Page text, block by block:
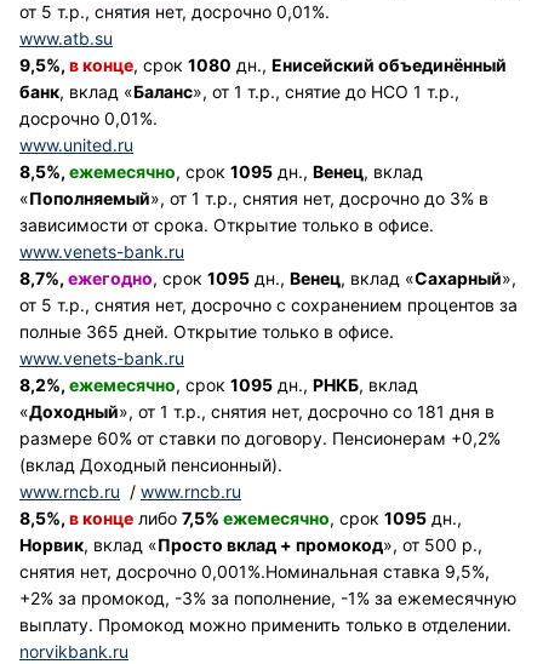
от 5 т.р., снятия нет, досрочно 0,01%.
www.atb.su
9,5%, в конце, срок 1080 дн., Енисейский объединённый
банк, вклад «Баланс», от 1 т.р., снятие до НСО 1 т.р.,
досрочно 0,01%.
www.united.ru
8,5%, ежемесячно, срок 1095 дн., Венец, вклад
«Пополняемый», от 1 т.р., снятия нет, досрочно до 3% в
зависимости от срока. Открытие только в офисе.
www.venets-bank.ru
8,7%, ежегодно, срок 1095 дн., Венец, вклад «Сахарный»,
от 5 т.р., снятия нет, досрочно с сохранением процентов за
полные 365 дней. Открытие только в офисе.
www.venets-bank.ru
8,2%, ежемесячно, срок 1095 дн., РНКБ, вклад
«Доходный», от 1 т.р., снятия нет, досрочно со 181 дня в
размере 60% от ставки по договору. Пенсионерам +0,2%
(вклад Доходный пенсионный).
www.rncb.ru / www.rncb.ru
8,5%, в конце либо 7,5% ежемесячно, срок 1095 дн.,
Норвик, вклад «Просто вклад + промокод», от 500 р.,
снятия нет, досрочно 0,001%.Номинальная ставка 9,5%,
+2% за промокод, -3% за пополнение, -1% за ежемесячную
выплату. Промокод можно применить только в отделении.
norvikbank.ru